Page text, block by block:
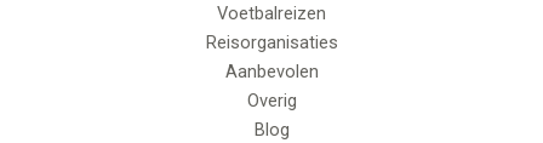
Voetbalreizen
Reisorganisaties
Aanbevolen
Overig
Blog